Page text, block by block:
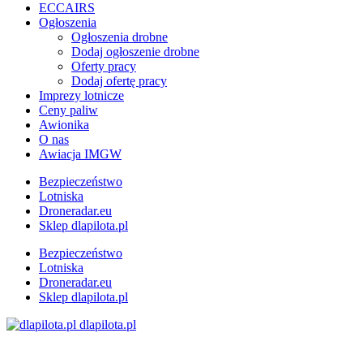
ECCAIRS
Ogłoszenia
Ogłoszenia drobne
Dodaj ogłoszenie drobne
Oferty pracy
Dodaj ofertę pracy
Imprezy lotnicze
Ceny paliw
Awionika
O nas
Awiacja IMGW
Bezpieczeństwo
Lotniska
Droneradar.eu
Sklep dlapilota.pl
Bezpieczeństwo
Lotniska
Droneradar.eu
Sklep dlapilota.pl
dlapilota.pl